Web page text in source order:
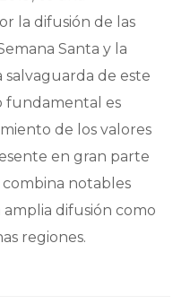
la difusión de las
Santa y la
salvaguarda de este
fundamental es
de los valores
en gran parte
notables
difusión como
regiones.